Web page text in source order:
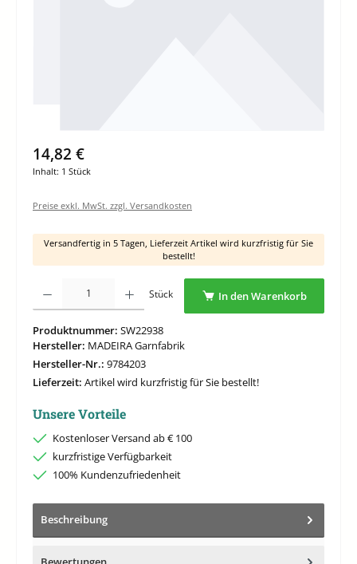
14,82 €
Inhalt: 1 Stück
Preise exkl. MwSt. zzgl. Versandkosten
Versandfertig in 5 Tagen, Lieferzeit Artikel wird kurzfristig für Sie
bestellt!
Produkt Anzahl: Gib den gewünschten Wert ein oder benutze die Schaltflächen um
Stück In den Warenkorb
Produktnummer: SW22938
Hersteller: MADEIRA Garnfabrik
Hersteller-Nr.: 9784203
Lieferzeit: Artikel wird kurzfristig für Sie bestellt!
Unsere Vorteile
Kostenloser Versand ab € 100
kurzfristige Verfügbarkeit
100% Kundenzufriedenheit
Beschreibung